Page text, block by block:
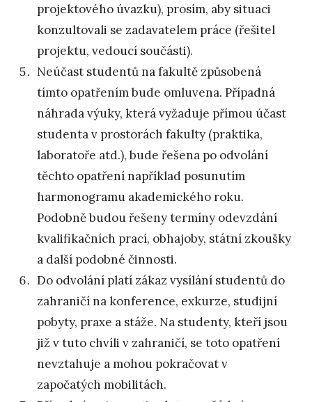
projektového úvazku), prosím, aby situaci
konzultovali se zadavatelem práce (řešitel
projektu, vedoucí součásti).
Neúčast studentů na fakultě způsobená
tímto opatřením bude omluvena. Případná
náhrada výuky, která vyžaduje přímou účast
studenta v prostorách fakulty (praktika,
laboratoře atd.), bude řešena po odvolání
těchto opatření například posunutím
harmonogramu akademického roku.
Podobně budou řešeny termíny odevzdání
kvalifikačních prací, obhajoby, státní zkoušky
a další podobné činnosti.
Do odvolání platí zákaz vysílání studentů do
zahraničí na konference, exkurze, studijní
pobyty, praxe a stáže. Na studenty, kteří jsou
již v tuto chvíli v zahraničí, se toto opatření
nevztahuje a mohou pokračovat v
započatých mobilitách.